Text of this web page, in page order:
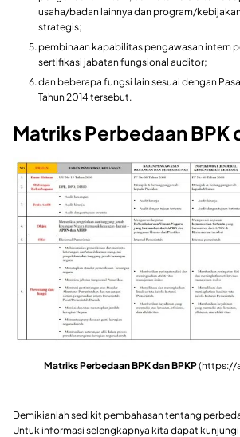
usaha/badan lainnya dan program/
strategis;
pembinaan kapabilitas pengawasan intern
sertifikasi jabatan fungsional auditor;
dan beberapa fungsi lain sesuai dengan
Tahun 2014 tersebut.
Matriks Perbedaan BPK
Matriks Perbedaan BPK dan BPKP(https://
Demikianlah sedikit pembahasan tentang
Untuk informasi selengkapnya kita dapat kunjungi